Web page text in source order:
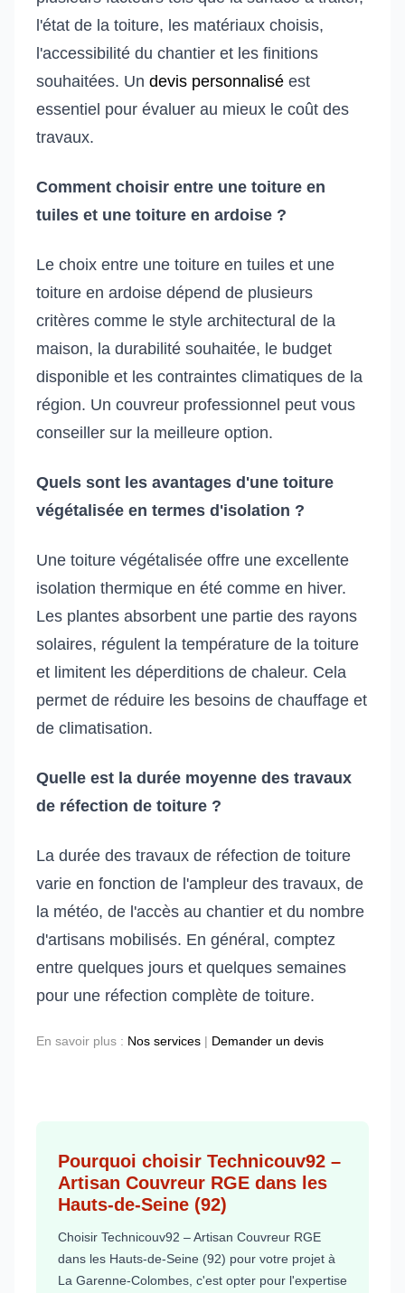
l'état de la toiture, les matériaux choisis,
l'accessibilité du chantier et les finitions
souhaitées. Un devis personnalisé est
essentiel pour évaluer au mieux le coût des
travaux.
Comment choisir entre une toiture en
tuiles et une toiture en ardoise ?
Le choix entre une toiture en tuiles et une
toiture en ardoise dépend de plusieurs
critères comme le style architectural de la
maison, la durabilité souhaitée, le budget
disponible et les contraintes climatiques de la
région. Un couvreur professionnel peut vous
conseiller sur la meilleure option.
Quels sont les avantages d'une toiture
végétalisée en termes d'isolation ?
Une toiture végétalisée offre une excellente
isolation thermique en été comme en hiver.
Les plantes absorbent une partie des rayons
solaires, régulent la température de la toiture
et limitent les déperditions de chaleur. Cela
permet de réduire les besoins de chauffage et
de climatisation.
Quelle est la durée moyenne des travaux
de réfection de toiture ?
La durée des travaux de réfection de toiture
varie en fonction de l'ampleur des travaux, de
la météo, de l'accès au chantier et du nombre
d'artisans mobilisés. En général, comptez
entre quelques jours et quelques semaines
pour une réfection complète de toiture.
En savoir plus : Nos services | Demander un devis
Pourquoi choisir Technicouv92 –
Artisan Couvreur RGE dans les
Hauts-de-Seine (92)
Choisir Technicouv92 – Artisan Couvreur RGE
dans les Hauts-de-Seine (92) pour votre projet à
La Garenne-Colombes, c'est opter pour l'expertise